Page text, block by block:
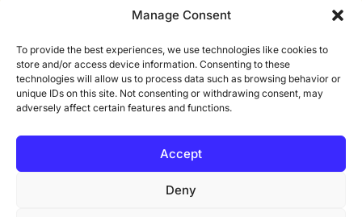
Manage Consent
To provide the best experiences, we use technologies like cookies to
store and/or access device information. Consenting to these
technologies will allow us to process data such as browsing behavior or
unique IDs on this site. Not consenting or withdrawing consent, may
adversely affect certain features and functions.
Accept
Deny
journalists, media professionals, civil
society organisations, partners,
researchers, and members of the public
interested in media development and
freedom of expression in Guinea-Bissau.
Contact us